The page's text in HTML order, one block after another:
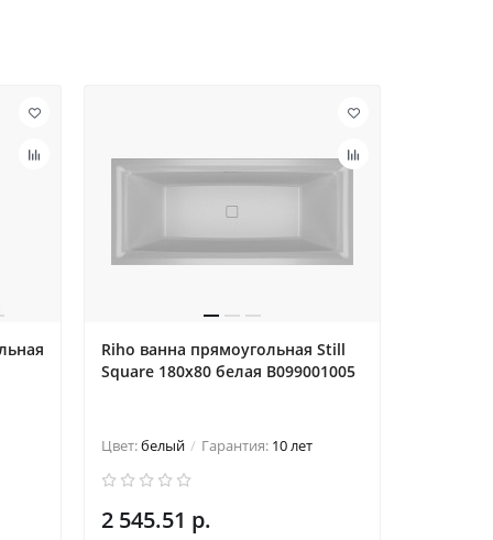
Riho ванна прямоугольная Still
Square 180x80 белая B099001005
Цвет:белый Гарантия: 10 лет
2 545.51 р.